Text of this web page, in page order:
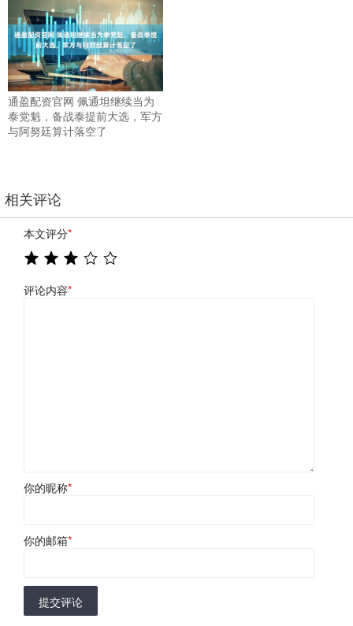
通盈配资官网 佩通坦继续当为
泰党魁，备战泰提前大选，军方
与阿努廷算计落空了
相关评论
本文评分*
评论内容*
你的昵称*
你的邮箱*
提交评论